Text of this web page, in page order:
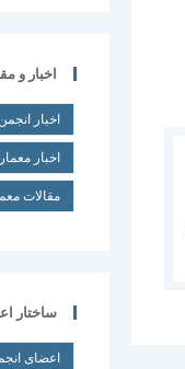
اخبار و
اخبار
اخبار
مقالات
ساختار
اعضای